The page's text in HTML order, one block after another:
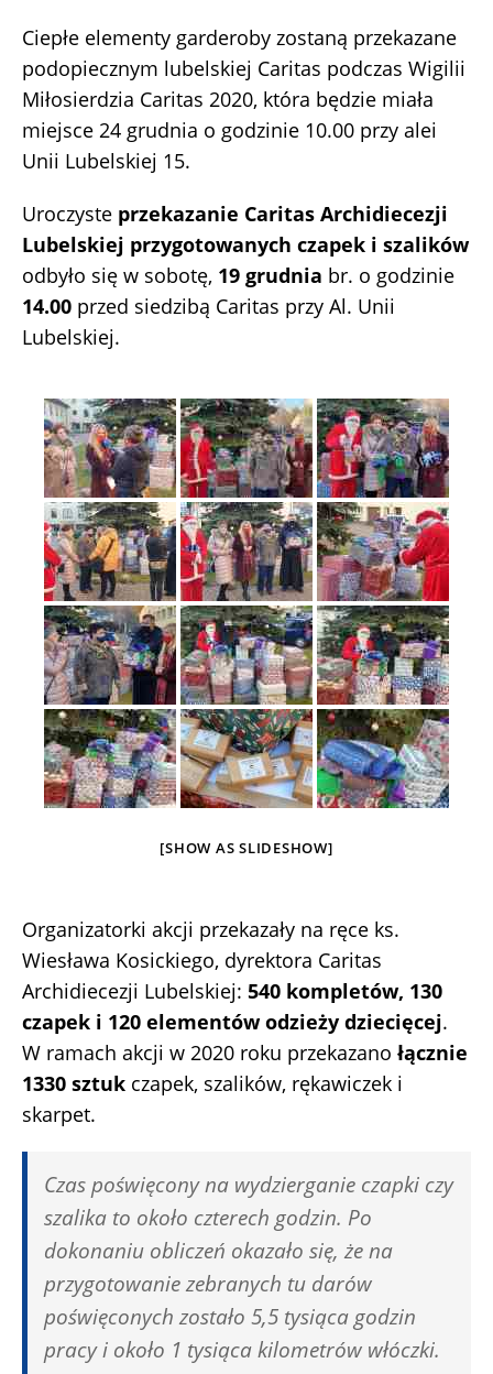
Ciepłe elementy garderoby zostaną przekazane
podopiecznym lubelskiej Caritas podczas Wigilii
Miłosierdzia Caritas 2020, która będzie miała
miejsce 24 grudnia o godzinie 10.00 przy alei
Unii Lubelskiej 15.
Uroczyste przekazanie Caritas Archidiecezji
Lubelskiej przygotowanych czapek i szalików
odbyło się w sobotę, 19 grudnia br. o godzinie
14.00 przed siedzibą Caritas przy Al. Unii
Lubelskiej.
[SHOW AS SLIDESHOW]
Organizatorki akcji przekazały na ręce ks.
Wiesława Kosickiego, dyrektora Caritas
Archidiecezji Lubelskiej: 540 kompletów, 130
czapek i 120 elementów odzieży dziecięcej.
W ramach akcji w 2020 roku przekazano łącznie
1330 sztuk czapek, szalików, rękawiczek i
skarpet.
Czas poświęcony na wydzierganie czapki czy
szalika to około czterech godzin. Po
dokonaniu obliczeń okazało się, że na
przygotowanie zebranych tu darów
poświęconych zostało 5,5 tysiąca godzin
pracy i około 1 tysiąca kilometrów włóczki.